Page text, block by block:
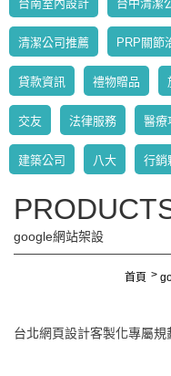
台南室內設計 台中清潔
清潔公司推薦 PRP關節
貸款資訊 禮物贈品
交友 法律服務 醫療
建築公司 八大 行銷
google網站架設
首頁
台北網頁設計客製化專屬規